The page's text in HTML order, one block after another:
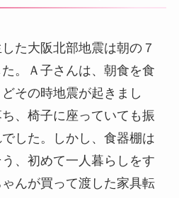
た大阪北部地震は朝の７
。Ａ子さんは、朝食を食
その時地震が起きまし
、椅子に座っていても振
した。しかし、食器棚は
、初めて一人暮らしをす
んが買って渡した家具転